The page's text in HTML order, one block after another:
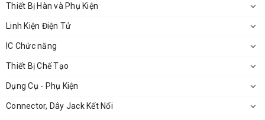
Profile: 256 bytes
Thiết Bị Hàn và Phụ Kiện
Linh Kiện Điện Tử
IC Chức năng
Thiết Bị Chế Tạo
Dụng Cụ - Phụ Kiện
Connector, Dây Jack Kết Nối